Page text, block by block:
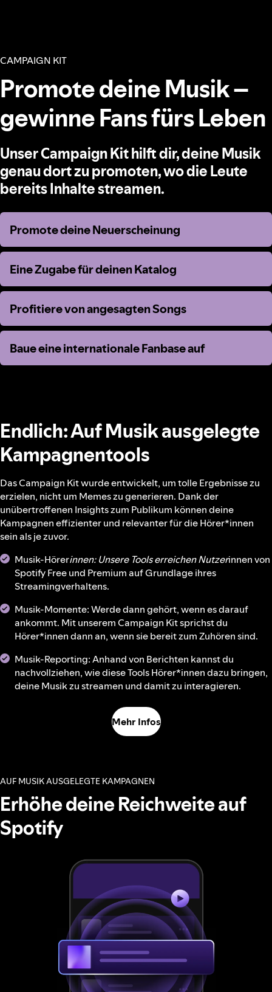
CAMPAIGN KIT
Promote deine Musik –
gewinne Fans fürs Leben
Unser Campaign Kit hilft dir, deine Musik
genau dort zu promoten, wo die Leute
bereits Inhalte streamen.
Promote deine Neuerscheinung
Promote deine Neuerscheinung
Eine Zugabe für deinen Katalog
Eine Zugabe für deinen Katalog
Profitiere von angesagten Songs
Profitiere von angesagten Songs
Baue eine internationale Fanbase auf
Baue eine internationale Fanbase auf
Endlich: Auf Musik ausgelegte
Kampagnentools
Das Campaign Kit wurde entwickelt, um tolle Ergebnisse zu
erzielen, nicht um Memes zu generieren. Dank der
unübertroffenen Insights zum Publikum können deine
Kampagnen effizienter und relevanter für die Hörer*innen
sein als je zuvor.
Musik-Hörerinnen: Unsere Tools erreichen Nutzerinnen von
Spotify Free und Premium auf Grundlage ihres
Streamingverhaltens.
Musik-Momente: Werde dann gehört, wenn es darauf
ankommt. Mit unserem Campaign Kit sprichst du
Hörer*innen dann an, wenn sie bereit zum Zuhören sind.
Musik-Reporting: Anhand von Berichten kannst du
nachvollziehen, wie diese Tools Hörer*innen dazu bringen,
deine Musik zu streamen und damit zu interagieren.
Mehr Infos
AUF MUSIK AUSGELEGTE KAMPAGNEN
Erhöhe deine Reichweite auf
Spotify